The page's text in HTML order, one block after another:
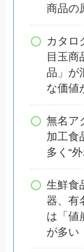
商品の
カタロ
目玉商
品」が
な価値
無名ア
加工食
多く“
生鮮食
器、有
は「値
が多い